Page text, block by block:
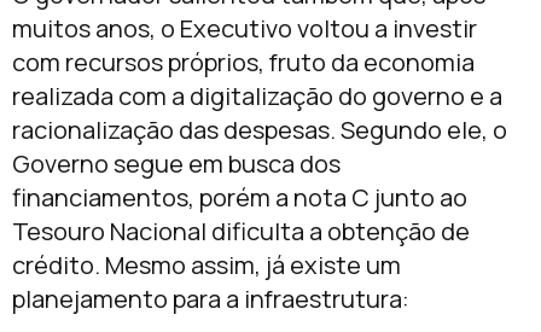
muitos anos, o Executivo voltou a investir
com recursos próprios, fruto da economia
realizada com a digitalização do governo e a
racionalização das despesas. Segundo ele, o
Governo segue em busca dos
financiamentos, porém a nota C junto ao
Tesouro Nacional dificulta a obtenção de
crédito. Mesmo assim, já existe um
planejamento para a infraestrutura: